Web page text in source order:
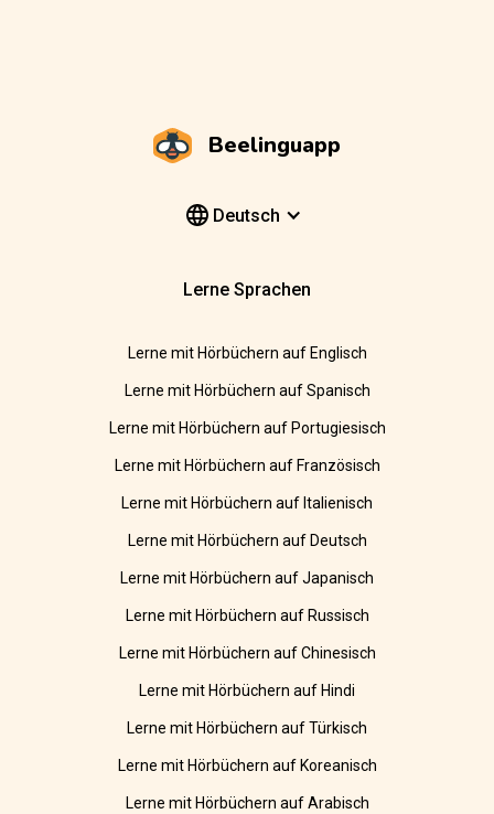
Beelinguapp
Deutsch
Lerne Sprachen
Lerne mit Hörbüchern auf Englisch
Lerne mit Hörbüchern auf Spanisch
Lerne mit Hörbüchern auf Portugiesisch
Lerne mit Hörbüchern auf Französisch
Lerne mit Hörbüchern auf Italienisch
Lerne mit Hörbüchern auf Deutsch
Lerne mit Hörbüchern auf Japanisch
Lerne mit Hörbüchern auf Russisch
Lerne mit Hörbüchern auf Chinesisch
Lerne mit Hörbüchern auf Hindi
Lerne mit Hörbüchern auf Türkisch
Lerne mit Hörbüchern auf Koreanisch
Lerne mit Hörbüchern auf Arabisch